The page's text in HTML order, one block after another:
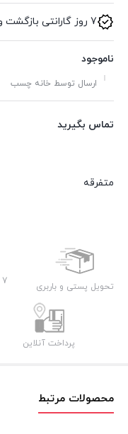
7 روز گارانتی بازگشت وجه
ناموجود
ارسال توسط خانه چسب
تماس بگیرید
متفرقه
تحویل پستی و باربری
پرداخت آنلاین
محصولات مرتبط